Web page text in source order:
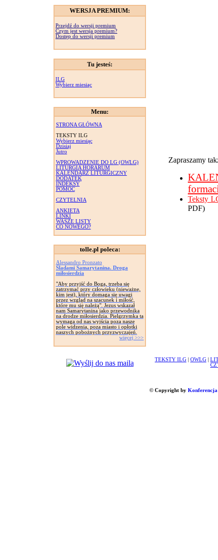
WERSJA PREMIUM:
Przejdź do wersji premium
Czym jest wersja premium?
Dostęp do wersji premium
Tu jesteś:
ILG
Wybierz miesiąc
Menu:
STRONA GŁÓWNA
TEKSTY ILG
Wybierz miesiąc
Dzisiaj
Jutro
WPROWADZENIE DO LG (OWLG)
LITURGIA HORARUM
KALENDARZ LITURGICZNY
DODATEK
INDEKSY
POMOC
CZYTELNIA
ANKIETA
LINKI
WASZE LISTY
CO NOWEGO?
tolle.pl poleca:
Alessandro Pronzato
Śladami Samarytanina. Droga
miłosierdzia
"Aby przyjść do Boga, trzeba się
zatrzymać przy człowieku (nieważne,
kim jest), który domaga się uwagi
przez wzgląd na szacunek i miłość,
które mu się należą". Jezus wskazał
nam Samarytanina jako przewodnika
na drodze miłosierdzia. Pielgrzymka ta
wymaga od nas wyjścia poza nasze
pole widzenia, poza miasto i opłotki
naszych pobożnych przyzwyczajeń.
więcej >>>
Zapraszamy
Teksty
PDF)
TEKSTY ILG OWLG
© Copyright by Konferencja